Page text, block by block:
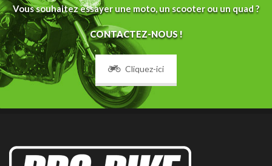
Vous souhaitez essayer une moto, un scooter ou un quad ?
CONTACTEZ-NOUS !
Cliquez-ici